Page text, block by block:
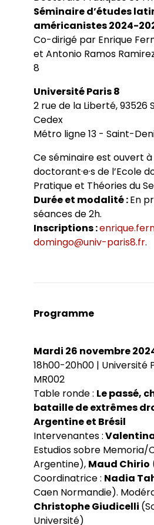
Agenda
Séminaires et conférences
Journées d’études
Colloques
Soutenances de doctorat
Soutenances HDR
Les Revues du LER
Revue Pandora
Cuadernos LIRICO
Cahiers ALHIM
Publications
Dossiers et numéros de
Thèses
Collection HAL
Le LER sur Vimeo
Séminaire d’études
américanistes 2024-
Co-dirigé par Enrique
et Antonio Ramos
8
Université Paris 8
2 rue de la Liberté, 93526
Cedex
Métro ligne 13 - Saint-
Ce séminaire est ouvert à
doctorant·e·s de l’Ecole
Pratique et Théories du
Durée et modalité :En
séances de 2h.
Inscriptions :
domingo@univ-paris8.fr.
Programme
Mardi 26 novembre
18h00-20h00 | Université
MR002
Table ronde : Le passé,
bataille de extrêmes
Argentine et Brésil
Intervenantes :
Estudios sobre Memoria/
Argentine), Maud Chirio
Coordinatrice : Nadia
Caen Normandie).
Christophe Giudicelli
Université)